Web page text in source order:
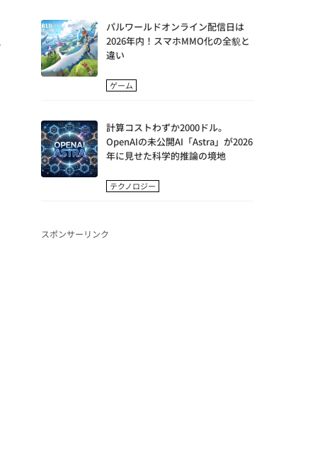
パルワールドオンライン配信日は
2026年内！スマホMMO化の全貌と
違い
ゲーム
計算コストわずか2000ドル。
OpenAIの未公開AI「Astra」が2026
年に見せた科学的推論の境地
テクノロジー
スポンサーリンク